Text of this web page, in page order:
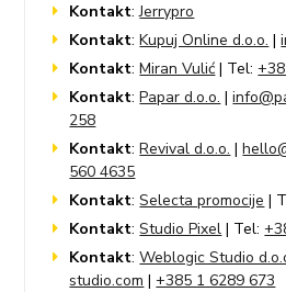
Kontakt:Jerrypro
Kontakt:Kupuj Online d.o.o. |
Kontakt:Miran Vulić | Tel:
Kontakt:Papar d.o.o. |
258
Kontakt:Revival d.o.o. |
560 4635
Kontakt:Selecta promocije |
Kontakt:Studio Pixel | Tel:
Kontakt:Weblogic Studio
studio.com |+385 1 6289 673